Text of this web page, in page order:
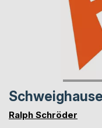
Ralph Schröder